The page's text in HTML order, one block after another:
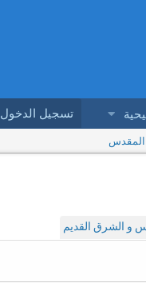
تسجيل الدخول
المقدس
و الشرق القديم